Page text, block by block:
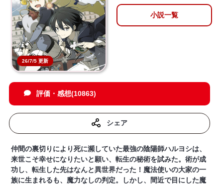
26/7/5 更新
小説一覧
評価・感想(10863)
シェア
仲間の裏切りにより死に瀕していた最強の陰陽師ハルヨシは、
来世こそ幸せになりたいと願い、転生の秘術を試みた。術が成
功し、転生した先はなんと異世界だった！魔法使いの大家の一
族に生まれるも、魔力なしの判定。しかし、間近で目にした魔